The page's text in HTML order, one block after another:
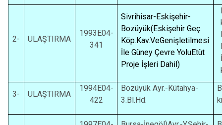
2- ULAŞTIRMA
1993E04-
341
Sivrihisar-Eskişehir-
Bozüyük(Eskişehir Geç.
Köp.Kav.VeGenişletilmesi
İle Güney Çevre YoluEtüt
Proje İşleri Dahil)
3- ULAŞTIRMA
1994E04-
422
Bozüyük Ayr.-Kütahya-
3.Bl.Hd.